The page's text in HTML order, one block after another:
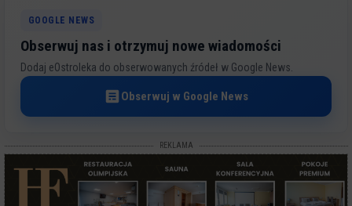
GOOGLE NEWS
Obserwuj nas i otrzymuj nowe wiadomości
Dodaj eOstroleka do obserwowanych źródeł w Google News.
Obserwuj w Google News
REKLAMA